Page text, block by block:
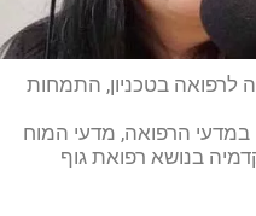
לרפואה בטכניון, התמחות
הרפואה, מדעי המוח
בנושא רפואת גוף